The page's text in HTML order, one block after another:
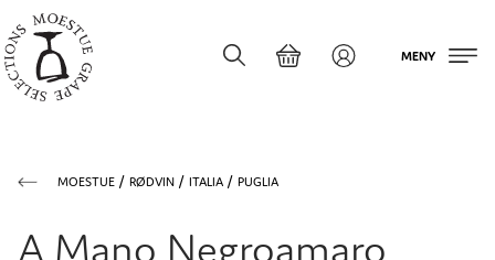
MENY
MOESTUE RØDVIN ITALIA PUGLIA
A Mano Negroamaro